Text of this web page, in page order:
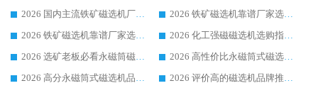
2026 国内主流铁矿磁选机厂家选购指南|行业口碑好品牌推荐，领域强者华体会手机网页版-华体会(中国)
2026 铁矿磁选机靠谱厂家选购全攻略 行业标杆华体会手机网页版-华体会(中国) 设备性价比出众
2026 铁矿磁选机靠谱厂家选购指南，领域强者华体会手机网页版-华体会(中国) 铁矿磁选机性价比高
2026 化工强磁磁选机选购指南 5 家行业口碑靠谱厂家领域强者推荐
2026 选矿老板必看永磁筒磁选机推荐 行业头部品牌口碑设备选购全攻略
2026 高性价比永磁筒式磁选机品牌盘点 行业强者口碑实测选购完整指南
2026 高分永磁筒式磁选机品牌推荐 选矿设备强者对比测评采购避坑全攻略
2026 评价高的磁选机品牌推荐选购指南，永磁筒式磁选机设备领域强者全景行业口碑解析